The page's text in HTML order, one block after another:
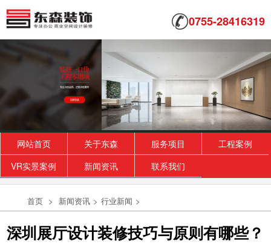
0755-28416319
网站首页 关于东森 服务项目
工程案例
VR实景案例
新闻资讯 联系我们
首页 > 新闻资讯 > 行业新闻 >
深圳展厅设计装修技巧与原则有哪些？